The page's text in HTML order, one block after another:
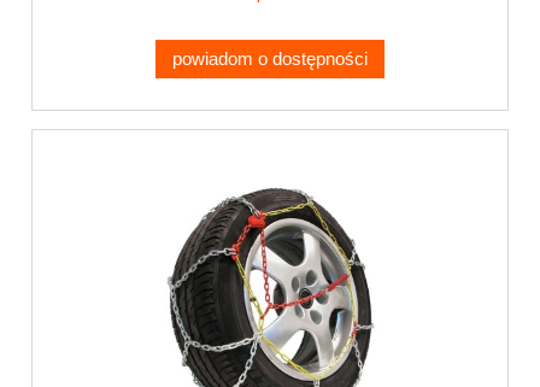
powiadom o dostępności